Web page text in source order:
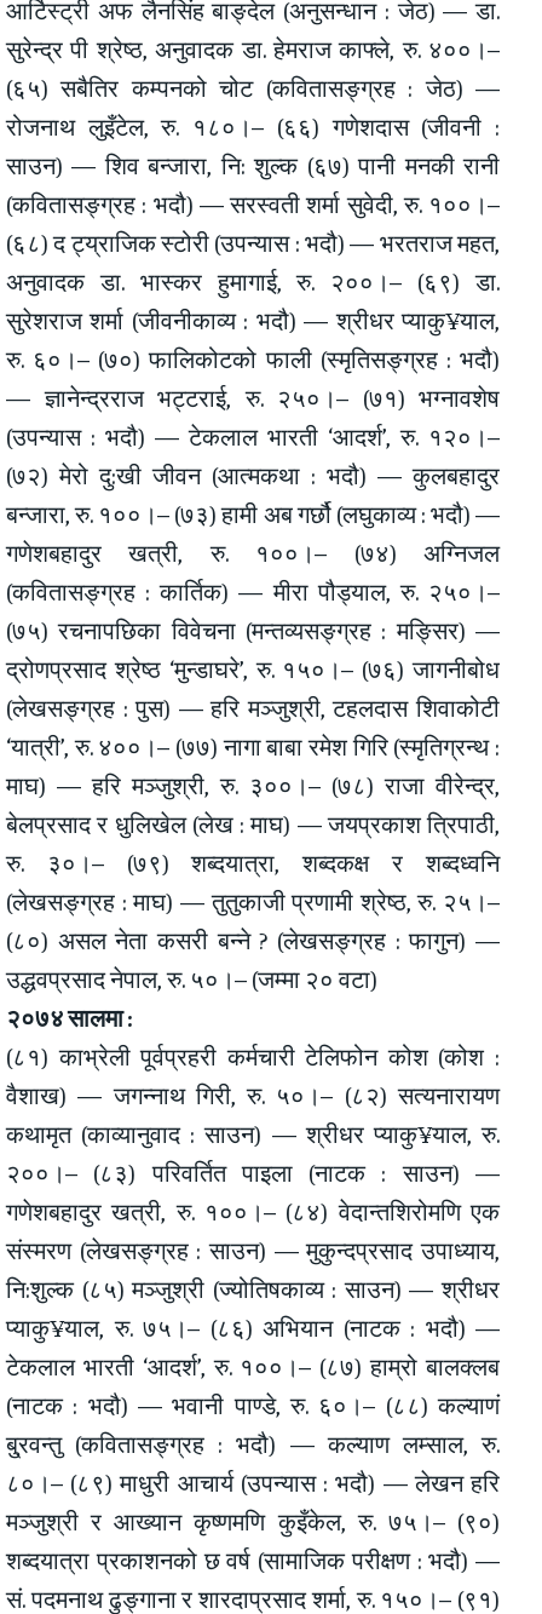
आर्टिस्ट्री अफ लैनसिंह बाङ्देल (अनुसन्धान : जेठ) — डा.
सुरेन्द्र पी श्रेष्ठ, अनुवादक डा. हेमराज काफ्ले, रु. ४००।–
(६५) सबैतिर कम्पनको चोट (कवितासङ्ग्रह : जेठ) —
रोजनाथ लुइँटेल, रु. १८०।– (६६) गणेशदास (जीवनी :
साउन) — शिव बन्जारा, नि: शुल्क (६७) पानी मनकी रानी
(कवितासङ्ग्रह : भदौ) — सरस्वती शर्मा सुवेदी, रु. १००।–
(६८) द ट्य्राजिक स्टोरी (उपन्यास : भदौ) — भरतराज महत,
अनुवादक डा. भास्कर हुमागाई, रु. २००।– (६९) डा.
सुरेशराज शर्मा (जीवनीकाव्य : भदौ) — श्रीधर प्याकु¥याल,
रु. ६०।– (७०) फालिकोटको फाली (स्मृतिसङ्ग्रह : भदौ)
— ज्ञानेन्द्रराज भट्टराई, रु. २५०।– (७१) भग्नावशेष
(उपन्यास : भदौ) — टेकलाल भारती ‘आदर्श’, रु. १२०।–
(७२) मेरो दु:खी जीवन (आत्मकथा : भदौ) — कुलबहादुर
बन्जारा, रु. १००।– (७३) हामी अब गर्छौ (लघुकाव्य : भदौ) —
गणेशबहादुर खत्री, रु. १००।– (७४) अग्निजल
(कवितासङ्ग्रह : कार्तिक) — मीरा पौड्याल, रु. २५०।–
(७५) रचनापछिका विवेचना (मन्तव्यसङ्ग्रह : मङ्सिर) —
द्रोणप्रसाद श्रेष्ठ ‘मुन्डाघरे’, रु. १५०।– (७६) जागनीबोध
(लेखसङ्ग्रह : पुस) — हरि मञ्जुश्री, टहलदास शिवाकोटी
‘यात्री’, रु. ४००।– (७७) नागा बाबा रमेश गिरि (स्मृतिग्रन्थ :
माघ) — हरि मञ्जुश्री, रु. ३००।– (७८) राजा वीरेन्द्र,
बेलप्रसाद र धुलिखेल (लेख : माघ) — जयप्रकाश त्रिपाठी,
रु. ३०।– (७९) शब्दयात्रा, शब्दकक्ष र शब्दध्वनि
(लेखसङ्ग्रह : माघ) — तुतुकाजी प्रणामी श्रेष्ठ, रु. २५।–
(८०) असल नेता कसरी बन्ने ? (लेखसङ्ग्रह : फागुन) —
उद्धवप्रसाद नेपाल, रु. ५०।– (जम्मा २० वटा)
२०७४ सालमा :
(८१) काभ्रेली पूर्वप्रहरी कर्मचारी टेलिफोन कोश (कोश :
वैशाख) — जगन्नाथ गिरी, रु. ५०।– (८२) सत्यनारायण
कथामृत (काव्यानुवाद : साउन) — श्रीधर प्याकु¥याल, रु.
२००।– (८३) परिवर्तित पाइला (नाटक : साउन) —
गणेशबहादुर खत्री, रु. १००।– (८४) वेदान्तशिरोमणि एक
संस्मरण (लेखसङ्ग्रह : साउन) — मुकुन्दप्रसाद उपाध्याय,
नि:शुल्क (८५) मञ्जुश्री (ज्योतिषकाव्य : साउन) — श्रीधर
प्याकु¥याल, रु. ७५।– (८६) अभियान (नाटक : भदौ) —
टेकलाल भारती ‘आदर्श’, रु. १००।– (८७) हाम्रो बालक्लब
(नाटक : भदौ) — भवानी पाण्डे, रु. ६०।– (८८) कल्याणं
बु्रवन्तु (कवितासङ्ग्रह : भदौ) — कल्याण लम्साल, रु.
८०।– (८९) माधुरी आचार्य (उपन्यास : भदौ) — लेखन हरि
मञ्जुश्री र आख्यान कृष्णमणि कुइँकेल, रु. ७५।– (९०)
शब्दयात्रा प्रकाशनको छ वर्ष (सामाजिक परीक्षण : भदौ) —
सं. पदमनाथ ढुङ्गाना र शारदाप्रसाद शर्मा, रु. १५०।– (९१)